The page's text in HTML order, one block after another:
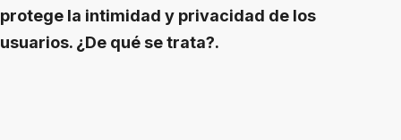
protege la intimidad y privacidad de los
usuarios. ¿De qué se trata?.